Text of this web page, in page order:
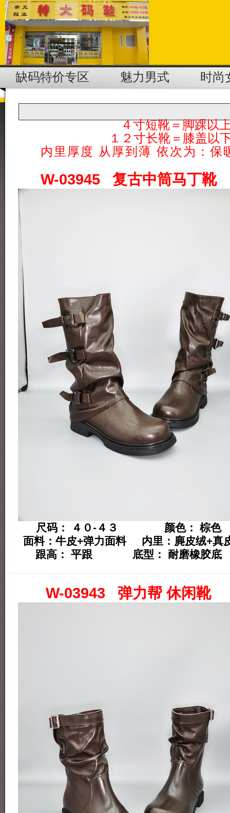
缺码特价专区 魅力男式 时尚
４寸短靴＝脚踝
１２寸长靴＝膝盖
内里厚度 从厚到薄 依次为：
W-03945 复古中筒马丁靴
尺码： ４０-４３ 颜色： 棕色
面料：牛皮+弹力面料 内里：麂皮绒+真
跟高： 平跟 底型： 耐磨橡胶底
W-03943 弹力帮 休闲靴